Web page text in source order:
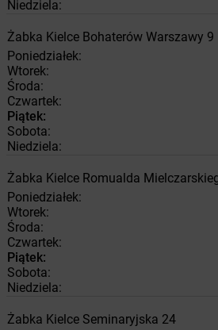
Niedziela:
Żabka Kielce Bohaterów Warszawy 9
Poniedziałek:
Wtorek:
Środa:
Czwartek:
Piątek:
Sobota:
Niedziela:
Żabka Kielce Romualda
Poniedziałek:
Wtorek:
Środa:
Czwartek:
Piątek:
Sobota:
Niedziela:
Żabka Kielce Seminaryjska 24